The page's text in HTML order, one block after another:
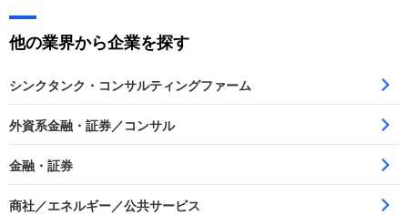
他の業界から企業を探す
シンクタンク・コンサルティングファーム
外資系金融・証券／コンサル
金融・証券
商社／エネルギー／公共サービス